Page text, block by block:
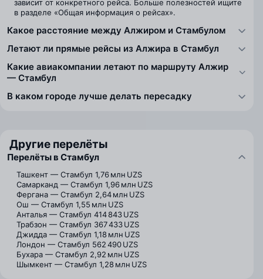
зависит от конкретного рейса. Больше полезностей ищите
в разделе «Общая информация о рейсах».
Какое расстояние между Алжиром и Стамбулом
Летают ли прямые рейсы из Алжира в Стамбул
Какие авиакомпании летают по маршруту Алжир
— Стамбул
В каком городе лучше делать пересадку
Другие перелёты
Перелёты в Стамбул
Ташкент — Стамбул 1,76 млн UZS
Самарканд — Стамбул 1,96 млн UZS
Фергана — Стамбул 2,64 млн UZS
Ош — Стамбул 1,55 млн UZS
Анталья — Стамбул 414 843 UZS
Трабзон — Стамбул 367 433 UZS
Джидда — Стамбул 1,18 млн UZS
Лондон — Стамбул 562 490 UZS
Бухара — Стамбул 2,92 млн UZS
Шымкент — Стамбул 1,28 млн UZS